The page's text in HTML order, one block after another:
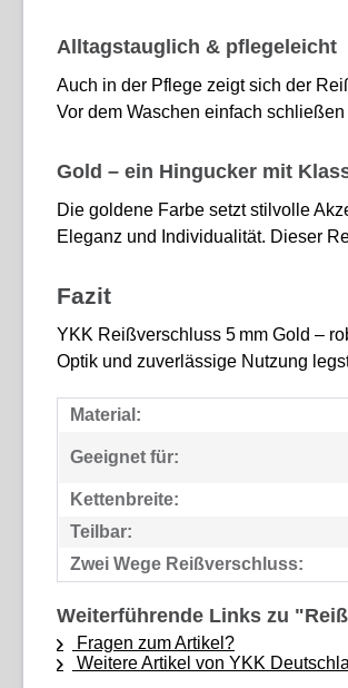
Alltagstauglich & pflegeleicht
Auch in der Pflege zeigt sich der
Vor dem Waschen einfach
Gold – ein Hingucker mit
Die goldene Farbe setzt stilvolle
Eleganz und Individualität. Dieser
Fazit
YKK Reißverschluss 5 mm Gold –
Optik und zuverlässige Nutzung
Material:
Geeignet für:
Kettenbreite:
Teilbar:
Zwei Wege Reißverschluss:
Weiterführende Links zu
Fragen zum Artikel?
Weitere Artikel von YKK